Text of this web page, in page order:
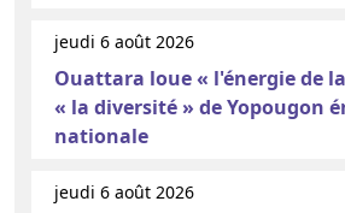
jeudi 6 août 2026
Ouattara loue « l'énergie de
« la diversité » de Yopougon
nationale
jeudi 6 août 2026